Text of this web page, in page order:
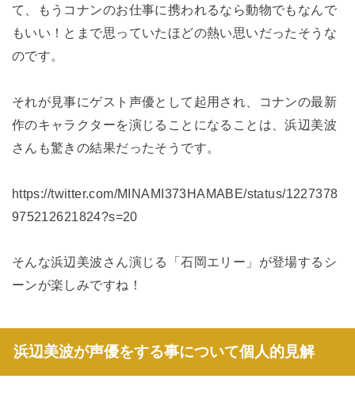
て、もうコナンのお仕事に携われるなら動物でもなんで
もいい！とまで思っていたほどの熱い思いだったそうな
のです。
それが見事にゲスト声優として起用され、コナンの最新
作のキャラクターを演じることになることは、浜辺美波
さんも驚きの結果だったそうです。
https://twitter.com/MINAMI373HAMABE/status/1227378
975212621824?s=20
そんな浜辺美波さん演じる「石岡エリー」が登場するシ
ーンが楽しみですね！
浜辺美波が声優をする事について個人的見解